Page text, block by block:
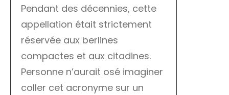
Pendant des décennies, cette
appellation était strictement
réservée aux berlines
compactes et aux citadines.
Personne n’aurait osé imaginer
coller cet acronyme sur un